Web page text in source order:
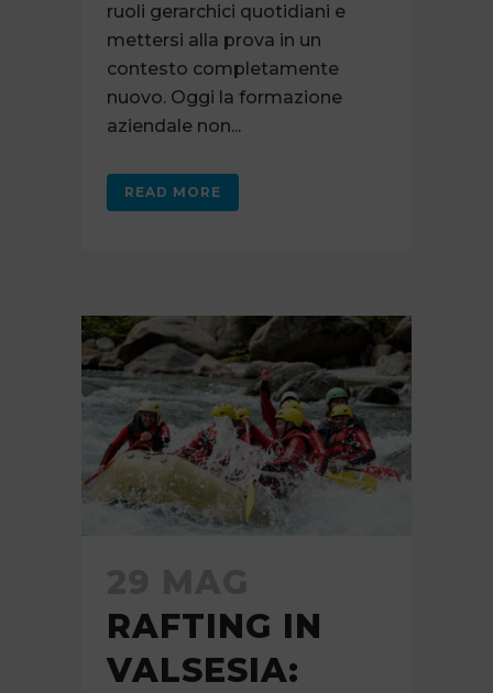
ruoli gerarchici quotidiani e
mettersi alla prova in un
contesto completamente
nuovo. Oggi la formazione
aziendale non...
READ MORE
RAFTING IN
VALSESIA: